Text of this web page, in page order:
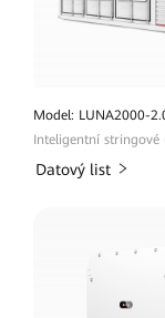
Model: LUNA2000-
Datový list